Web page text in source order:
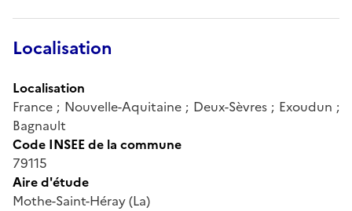
Localisation
Localisation
France ; Nouvelle-Aquitaine ; Deux-Sèvres ; Exoudun ;
Bagnault
Code INSEE de la commune
79115
Aire d'étude
Mothe-Saint-Héray (La)